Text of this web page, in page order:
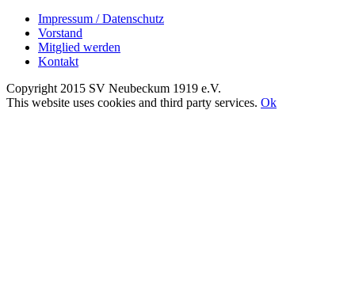
Impressum / Datenschutz
Vorstand
Mitglied werden
Kontakt
Copyright 2015 SV Neubeckum 1919 e.V.
Facebook
E-
Toggle
This website uses cookies and third party services. Ok